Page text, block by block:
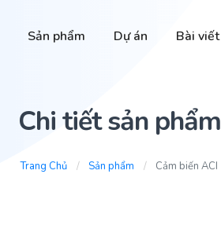
Sản phẩm Dự án Bài viết
Chi tiết sản phẩm
Trang Chủ Sản phẩm Cảm biến ACI